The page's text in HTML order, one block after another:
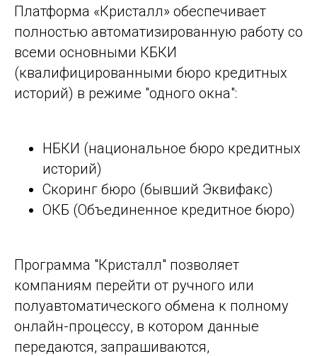
Платформа «Кристалл» обеспечивает
полностью автоматизированную работу со
всеми основными КБКИ
(квалифицированными бюро кредитных
историй) в режиме "одного окна":
НБКИ (национальное бюро кредитных
историй)
Скоринг бюро (бывший Эквифакс)
ОКБ (Объединенное кредитное бюро)
Программа "Кристалл" позволяет
компаниям перейти от ручного или
полуавтоматического обмена к полному
онлайн-процессу, в котором данные
передаются, запрашиваются,